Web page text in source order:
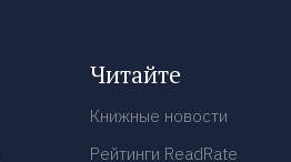
Читайте
Книжные новости
Рейтинги ReadRate